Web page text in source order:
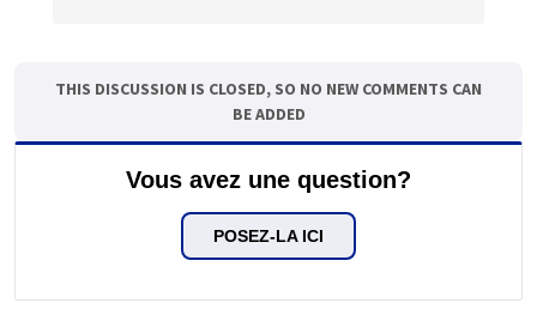
THIS DISCUSSION IS CLOSED, SO NO NEW COMMENTS CAN
BE ADDED
Vous avez une question?
POSEZ-LA ICI